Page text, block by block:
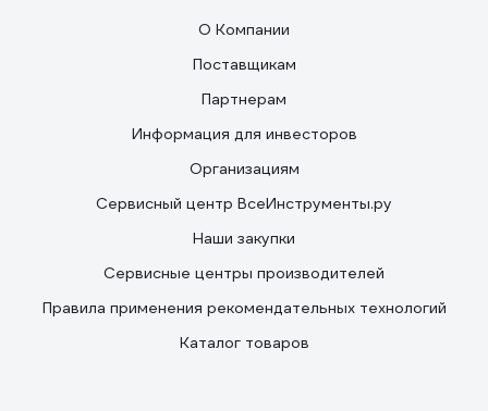
О Компании
Поставщикам
Партнерам
Информация для инвесторов
Организациям
Сервисный центр ВсеИнструменты.ру
Наши закупки
Сервисные центры производителей
Правила применения рекомендательных технологий
Каталог товаров